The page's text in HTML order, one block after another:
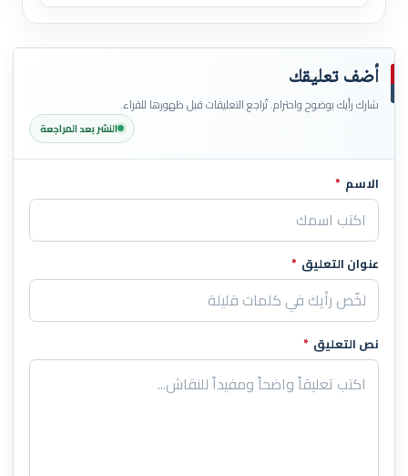
أضف تعليقك
شارك رأيك بوضوح واحترام. تُراجع التعليقات قبل ظهورها للقراء.
النشر بعد المراجعة
اترك هذا الحقل فارغاً
الاسم *
عنوان التعليق *
نص التعليق *